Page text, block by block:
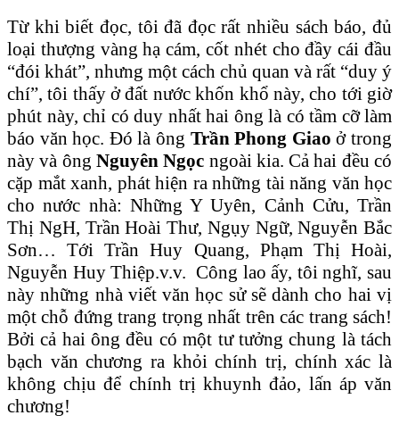
Từ khi biết đọc, tôi đã đọc rất nhiều sách báo, đủ
loại thượng vàng hạ cám, cốt nhét cho đầy cái đầu
“đói khát”, nhưng một cách chủ quan và rất “duy ý
chí”, tôi thấy ở đất nước khốn khổ này, cho tới giờ
phút này, chỉ có duy nhất hai ông là có tầm cỡ làm
báo văn học. Đó là ông Trần Phong Giao ở trong
này và ông Nguyên Ngọc ngoài kia. Cả hai đều có
cặp mắt xanh, phát hiện ra những tài năng văn học
cho nước nhà: Những Y Uyên, Cảnh Cửu, Trần
Thị NgH, Trần Hoài Thư, Ngụy Ngữ, Nguyễn Bắc
Sơn… Tới Trần Huy Quang, Phạm Thị Hoài,
Nguyễn Huy Thiệp.v.v. Công lao ấy, tôi nghĩ, sau
này những nhà viết văn học sử sẽ dành cho hai vị
một chỗ đứng trang trọng nhất trên các trang sách!
Bởi cả hai ông đều có một tư tưởng chung là tách
bạch văn chương ra khỏi chính trị, chính xác là
không chịu để chính trị khuynh đảo, lấn áp văn
chương!